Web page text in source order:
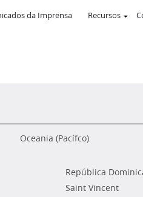
da Imprensa Recursos
Oceania (Pacífco)
República
Saint Vincent